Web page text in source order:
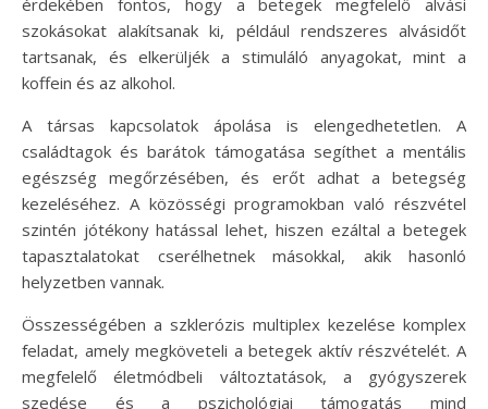
érdekében fontos, hogy a betegek megfelelő alvási
szokásokat alakítsanak ki, például rendszeres alvásidőt
tartsanak, és elkerüljék a stimuláló anyagokat, mint a
koffein és az alkohol.
A társas kapcsolatok ápolása is elengedhetetlen. A
családtagok és barátok támogatása segíthet a mentális
egészség megőrzésében, és erőt adhat a betegség
kezeléséhez. A közösségi programokban való részvétel
szintén jótékony hatással lehet, hiszen ezáltal a betegek
tapasztalatokat cserélhetnek másokkal, akik hasonló
helyzetben vannak.
Összességében a szklerózis multiplex kezelése komplex
feladat, amely megköveteli a betegek aktív részvételét. A
megfelelő életmódbeli változtatások, a gyógyszerek
szedése és a pszichológiai támogatás mind